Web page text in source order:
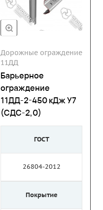
Дорожные ограждение
11ДД
Барьерное
ограждение
11ДД-2-450 кДж У7
(СДС-2,0)
ГОСТ
26804-2012
Покрытие